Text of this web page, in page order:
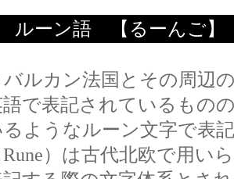
ルーン語 【るーんご】
バルカン法国とその周辺
で表記されているもの
るようなルーン文字で表
Rune）は古代北欧で用